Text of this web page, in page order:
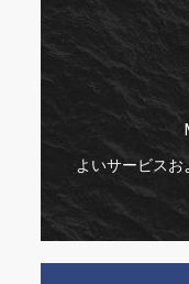
よいサービスお